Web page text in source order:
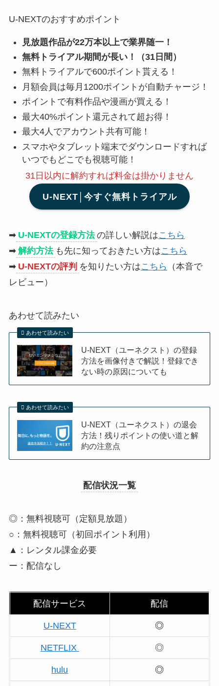
U-NEXTのおすすめポイント
見放題作品が22万本以上で業界随一！
無料トライアル期間が長い！（31日間）
無料トライアルで600ポイント貰える！
月額会員は毎月1200ポイントが自動チャージ！
ポイントで有料作品や漫画が買える！
最大40%ポイント還元されて超お得！
最大4人でアカウント共有可能！
スマホやタブレット端末でダウンロードすれば
いつでもどこでも視聴可能！
31日以内に解約すれば料金は掛かりません
U-NEXT│今すぐ無料トライアル
➡ U-NEXTの登録方法 の詳しい解説はこちら
➡ 解約方法 も先に知っておきたい方はこちら
➡ U-NEXTの評判 を知りたい方はこちら
（本音で
レビュー）
あわせて読みたい
あわせて読みたい
U-NEXT（ユーネクスト）の登録
方法を画像付きで解説！登録でき
ない時の原因についても
あわせて読みたい
U-NEXT（ユーネクスト）の退会
方法！残りポイントの使い道と解
約の注意点
配信状況一覧
◎：無料視聴可（定額見放題）
○：無料視聴可（初回ポイント利用）
▲：レンタル課金必要
ー：配信なし
配信サービス 配信
U-NEXT ◎
NETFLIX ◎
hulu ◎